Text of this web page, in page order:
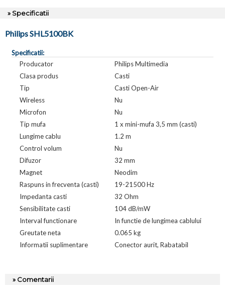
» Specificatii
Philips SHL5100BK
Specificatii:
Producator
Philips Multimedia
Clasa produs
Casti
Tip
Casti Open-Air
Wireless
Nu
Microfon
Nu
Tip mufa
1 x mini-mufa 3,5 mm (casti)
Lungime cablu
1.2 m
Control volum
Nu
Difuzor
32 mm
Magnet
Neodim
Raspuns in frecventa (casti)
19-21500 Hz
Impedanta casti
32 Ohm
Sensibilitate casti
104 dB/mW
Interval functionare
In functie de lungimea cablului
Greutate neta
0.065 kg
Informatii suplimentare
Conector aurit, Rabatabil
» Comentarii